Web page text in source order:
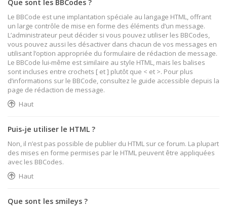
Que sont les BBCodes ?
Le BBCode est une implantation spéciale au langage HTML, offrant
un large contrôle de mise en forme des éléments d’un message.
L’administrateur peut décider si vous pouvez utiliser les BBCodes,
vous pouvez aussi les désactiver dans chacun de vos messages en
utilisant l’option appropriée du formulaire de rédaction de message.
Le BBCode lui-même est similaire au style HTML, mais les balises
sont incluses entre crochets [ et ] plutôt que < et >. Pour plus
d’informations sur le BBCode, consultez le guide accessible depuis la
page de rédaction de message.
Haut
Puis-je utiliser le HTML ?
Non, il n’est pas possible de publier du HTML sur ce forum. La plupart
des mises en forme permises par le HTML peuvent être appliquées
avec les BBCodes.
Haut
Que sont les smileys ?